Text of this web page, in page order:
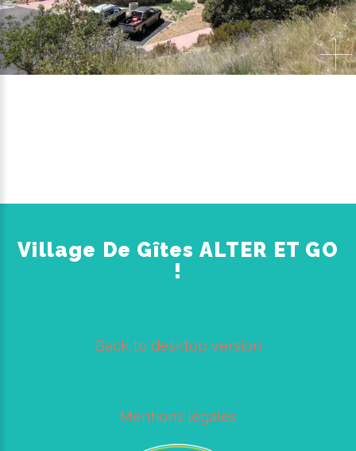
Village De Gîtes ALTER ET GO
!
Back to desktop version
Mentions légales